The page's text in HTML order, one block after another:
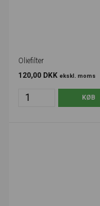
Oliefilter
120,00 DKK ekskl. moms